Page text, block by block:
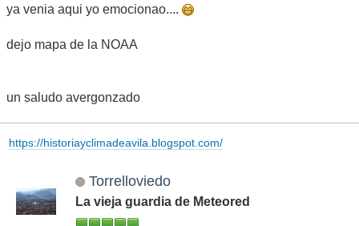
ya venia aqui yo emocionao....
dejo mapa de la NOAA
un saludo avergonzado
https://historiayclimadeavila.blogspot.com/
Torrelloviedo
La vieja guardia de Meteored